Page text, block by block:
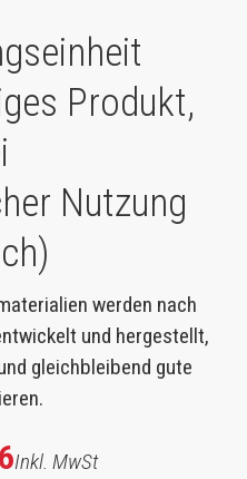
Produkt,
Nutzung
werden nach
und hergestellt,
gleichbleibend gute
Inkl. MwSt